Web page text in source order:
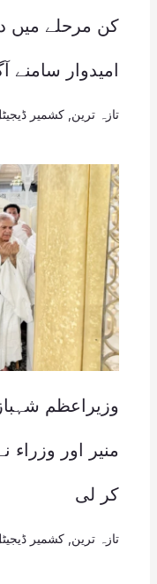
کن مرحلے میں
امیدوار سامنے
تازہ ترین کشمیر
وزیراعظم
منیر اور
کر لی
تازہ ترین کشمیر